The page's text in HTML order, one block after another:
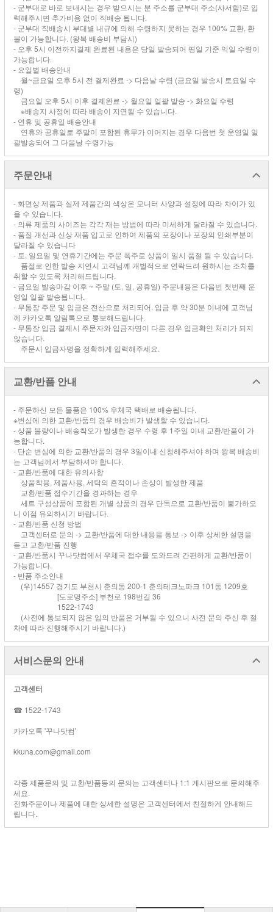
- 군부대로 바로 보내시는 경우 받으시는 분 주소를 군부대 주소(사서함)로 입
력해주시면 추가비용 없이 직배송 됩니다.
- 군부대 직배송시 부대별 내규에 의해 수령하지 못하는 경우 100% 교환, 환
불이 가능합니다. (왕복 배송비 부담시)
- 오후 5시 이전까지결제 완료된 내용은 당일 발송되어 평일 기준 익일 수령이
가능합니다.
- 요일별 배송안내
월~금요일 오후 5시 전 결제완료 -> 다음날 수령 (금요일 발송시 토요일 수
령)
금요일 오후 5시 이후 결제완료 -> 월요일 일괄 발송 -> 화요일 수령
※배송지 사정에 따라 배송이 지연될 수 있습니다.
- 연휴 및 공휴일 배송안내
연휴와 공휴일로 주말이 포함된 휴무가 이어지는 경우 다음번 첫 운영일 일
괄발송되어 그 다음날 수령가능
주문안내
- 화면상 제품과 실제 제품간의 색상은 모니터 사양과 설정에 따라 차이가 있
을 수 있습니다.
- 의류 제품의 사이즈는 각각 재는 방법에 따라 미세하게 달라질 수 있습니다.
- 품질 개선과 신상 재품 입고로 인하여 제품의 포장이나 포장의 인쇄부분이
달라질 수 있습니다
- 토, 일요일 및 연휴기간에는 주문 폭주로 상품이 일시 품절 될 수 있습니다.
품절로 인한 발송 지연시 고객님께 개별적으로 연락드려 원하시는 조치를
취할 수 있도록 처리해드립니다.
- 금요일 발송마감 이후 ~ 주말 (토, 일, 공휴일) 주문내용은 다음번 첫번째 운
영일 일괄 발송됩니다.
- 무통장 주문 및 입금은 전산으로 처리되어, 입금 후 약 30분 이내에 고객님
께 카카오톡 알림톡으로 통보해드립니다.
- 무통장 입금 결제시 주문자와 입금자명이 다른 경우 입금확인 처리가 되지
않습니다.
주문시 입금자명을 정확하게 입력해주세요.
교환/반품 안내
- 주문하신 모든 물품은 100% 우체국 택배로 배송됩니다.
※변심에 의한 교환/반품의 경우 배송비가 발생할 수 있습니다.
- 상품 불량이나 배송착오가 발생한 경우 수령 후 1주일 이내 교환/반품이 가
능합니다.
- 단순 변심에 의한 교환/반품의 경우 3일이내 신청해주셔야 하며 왕복 배송비
는 고객님께서 부담하셔야 합니다.
- 교환/반품에 대한 유의사항
상품착용, 제품사용, 세탁의 흔적이나 손상이 발생한 제품
교환/반품 접수기간을 경과하는 경우
세트 구성상품에 포함된 개별 상품의 경우 단독으로 교환/반품이 불가하오
니 이점 유의하시기 바랍니다.
- 교환/반품 신청 방법
고객센터로 문의 -> 교환/반품에 대한 내용을 통보 -> 이후 상세한 설명을
듣고 교환/반품 진행
- 교환/반품시 꾸나닷컴에서 우체국 접수를 도와드려 간편하게 교환/반품이
가능합니다.
- 반품 주소안내
(우)14557 경기도 부천시 춘의동 200-1 춘의테크노파크 101동 1209호
[도로명주소] 부천로 198번길 36
1522-1743
(사전에 통보되지 않은 임의 반품은 거부될 수 있으니 사전 문의 주신 후 절
차에 따라 진행해주시기 바랍니다.)
서비스문의 안내
고객센터
☎ 1522-1743
카카오톡 '꾸나닷컴'
kkuna.com@gmail.com
각종 제품문의 및 교환/반품등의 문의는 고객센터나 1:1 게시판으로 문의해주
세요.
전화주문이나 제품에 대한 상세한 설명은 고객센터에서 친절하게 안내해드
립니다.